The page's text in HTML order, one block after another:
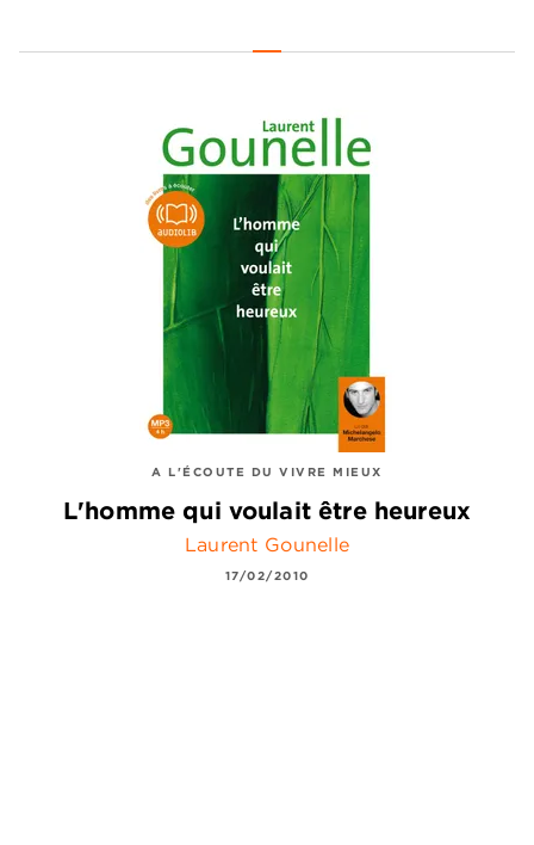
A L'ÉCOUTE DU VIVRE MIEUX
L'homme qui voulait être heureux
Laurent Gounelle
17/02/2010